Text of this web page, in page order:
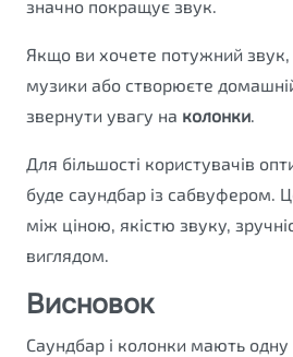
значно покращує звук.
Якщо ви хочете потужний звук,
музики або створюєте
звернути увагу на колонки.
Для більшості користувачів
буде саундбар із сабвуфером.
між ціною, якістю звуку,
виглядом.
Висновок
Саундбар і колонки мають